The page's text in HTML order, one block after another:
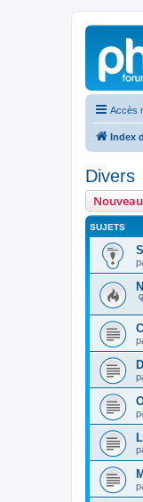
Accès
Index
Divers
SUJETS